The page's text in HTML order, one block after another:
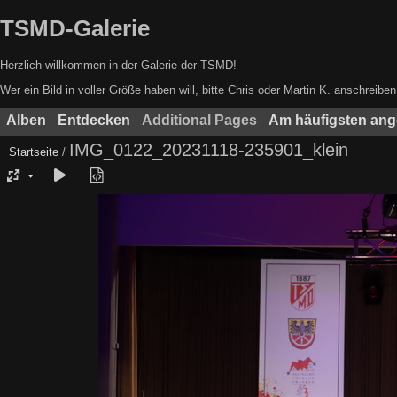
TSMD-Galerie
Herzlich willkommen in der Galerie der TSMD!
Wer ein Bild in voller Größe haben will, bitte Chris oder Martin K.
Alben Entdecken Additional Pages Am häufigsten
Startseite / IMG_0122_20231118-235901_klein